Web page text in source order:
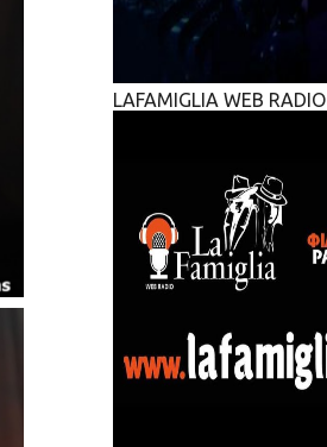
LAFAMIGLIA WEB RADIO